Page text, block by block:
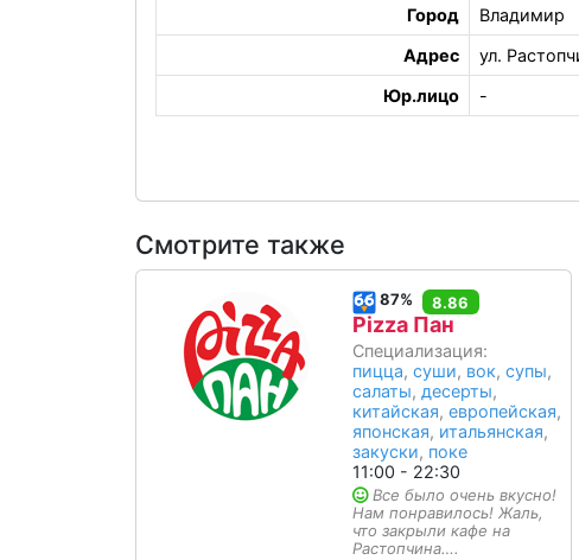
Город
Владимир
Адрес
ул.
Юр.лицо
-
Смотрите также
87% 8.86
Pizza Пан
Специализация:
пицца, суши, вок, супы,
салаты, десерты,
китайская, европейская,
японская, итальянская,
закуски, поке
11:00 - 22:30
Все было очень вкусно!
Нам понравилось! Жаль,
что закрыли кафе на
Растопчина….